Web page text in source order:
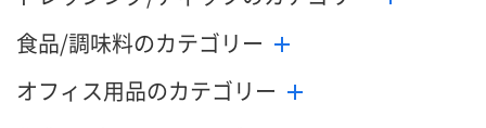
食品/調味料のカテゴリー
オフィス用品のカテゴリー